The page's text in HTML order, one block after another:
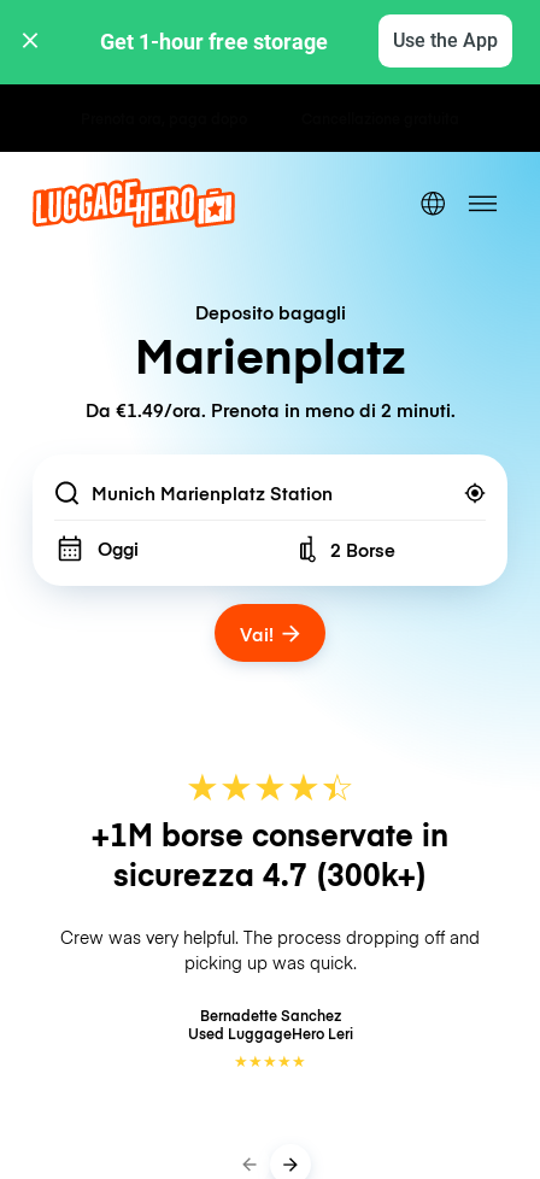
Get 1-hour free storage Use the App
Deposito bagagli
Marienplatz
Da €1.49/ora. Prenota in meno di 2 minuti.
Location
Oggi Number of bags
2 Borse
Vai!
★★★★☆
★
+1M borse conservate in
sicurezza 4.7 (300k+)
Crew was very helpful. The process dropping off and
picking up was quick.
Bernadette Sanchez
Used LuggageHero Leri
★★★★★